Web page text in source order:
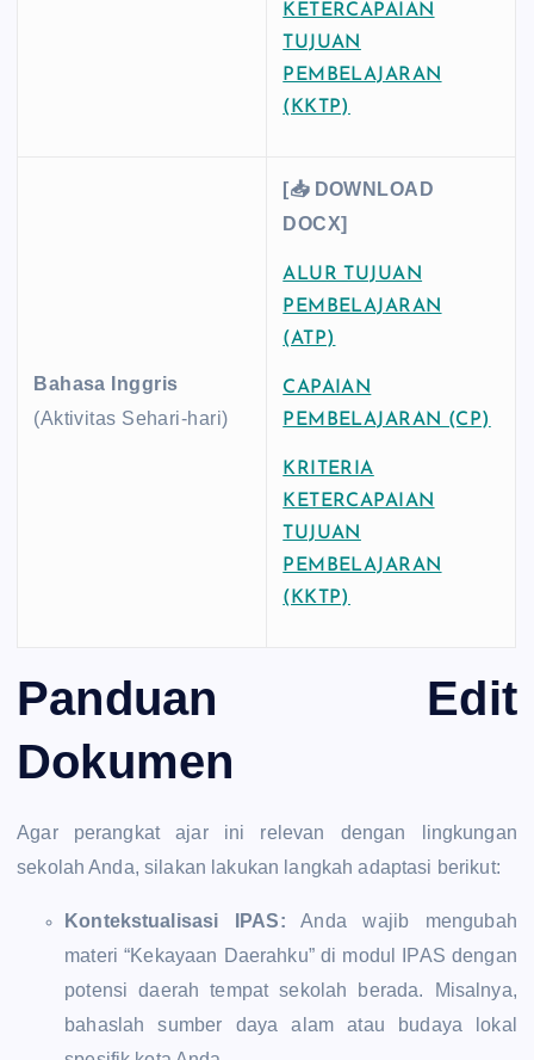
KETERCAPAIAN
TUJUAN
PEMBELAJARAN
(KKTP)
Bahasa Inggris
(Aktivitas Sehari-hari)
[📥 DOWNLOAD
DOCX]
ALUR TUJUAN
PEMBELAJARAN
(ATP)
CAPAIAN
PEMBELAJARAN (CP)
KRITERIA
KETERCAPAIAN
TUJUAN
PEMBELAJARAN
(KKTP)
Panduan Edit
Dokumen
Agar perangkat ajar ini relevan dengan lingkungan
sekolah Anda, silakan lakukan langkah adaptasi berikut:
Kontekstualisasi IPAS: Anda wajib mengubah
materi “Kekayaan Daerahku” di modul IPAS dengan
potensi daerah tempat sekolah berada. Misalnya,
bahaslah sumber daya alam atau budaya lokal